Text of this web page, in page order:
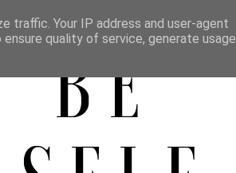
traffic. Your IP address and user-agent
quality of service, generate usage